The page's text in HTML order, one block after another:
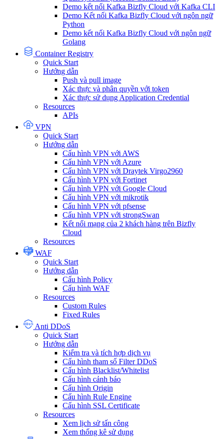
Demo kết nối Kafka Bizfly Cloud với Kafka CLI
Demo Kết nối Kafka Bizfly Cloud với ngôn ngữ
Python
Demo kết nối Kafka Bizfly Cloud với ngôn ngữ
Golang
Container Registry
Quick Start
Hướng dẫn
Push và pull image
Xác thực và phân quyền với token
Xác thực sử dụng Application Credential
Resources
APIs
VPN
Quick Start
Hướng dẫn
Cấu hình VPN với AWS
Cấu hình VPN với Azure
Cấu hình VPN với Draytek Virgo2960
Cấu hình VPN với Fortinet
Cấu hình VPN với Google Cloud
Cấu hình VPN với mikrotik
Cấu hình VPN với pfsense
Cấu hình VPN với strongSwan
Kết nối mạng của 2 khách hàng trên Bizfly
Cloud
Resources
WAF
Quick Start
Hướng dẫn
Cấu hình Policy
Cấu hình WAF
Resources
Custom Rules
Fixed Rules
Anti DDoS
Quick Start
Hướng dẫn
Kiểm tra và tích hợp dịch vụ
Cấu hình tham số Filter DDoS
Cấu hình Blacklist/Whitelist
Cấu hình cảnh báo
Cấu hình Origin
Cấu hình Rule Engine
Cấu hình SSL Certificate
Resources
Xem lịch sử tấn công
Xem thống kê sử dụng